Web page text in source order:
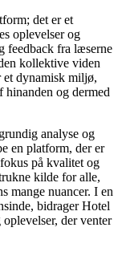
det er et
oplevelser og
feedback fra læserne
kollektive viden
et dynamisk miljø,
og dermed
analyse og
en platform, der er
på kvalitet og
kilde for alle,
mange nuancer. I en
bidrager Hotel
der venter